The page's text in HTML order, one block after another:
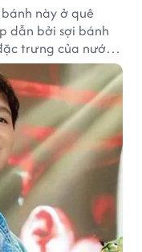
này ở quê
dẫn bởi sợi bánh
trưng của nước